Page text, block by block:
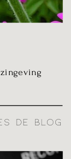
DE BLOG